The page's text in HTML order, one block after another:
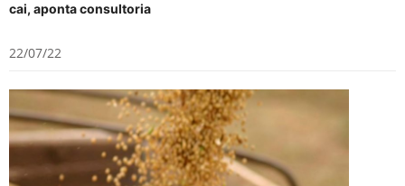
cai, aponta consultoria
22/07/22